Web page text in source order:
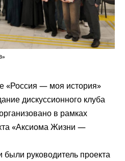
«Россия — моя история»
дискуссионного клуба
в рамках
«Аксиома Жизни —
руководитель проекта